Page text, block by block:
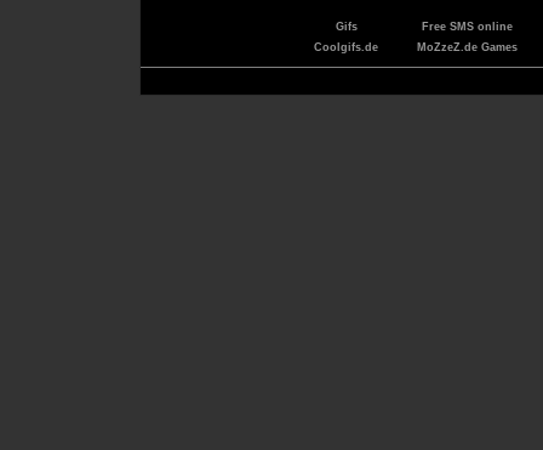
Gifs
Free SMS online
Coolgifs.de
MoZzeZ.de Games